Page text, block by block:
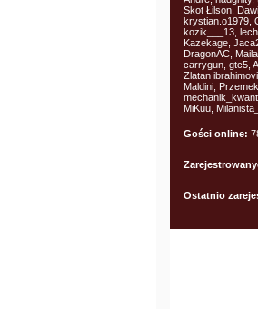
Skot Łilson,
krystian.o1979,
kozik___13,
Kazekage,
DragonAC,
carrygun, gtc5,
Zlatan
Maldini,
MiKuu,
Gości online:
Ostatnio